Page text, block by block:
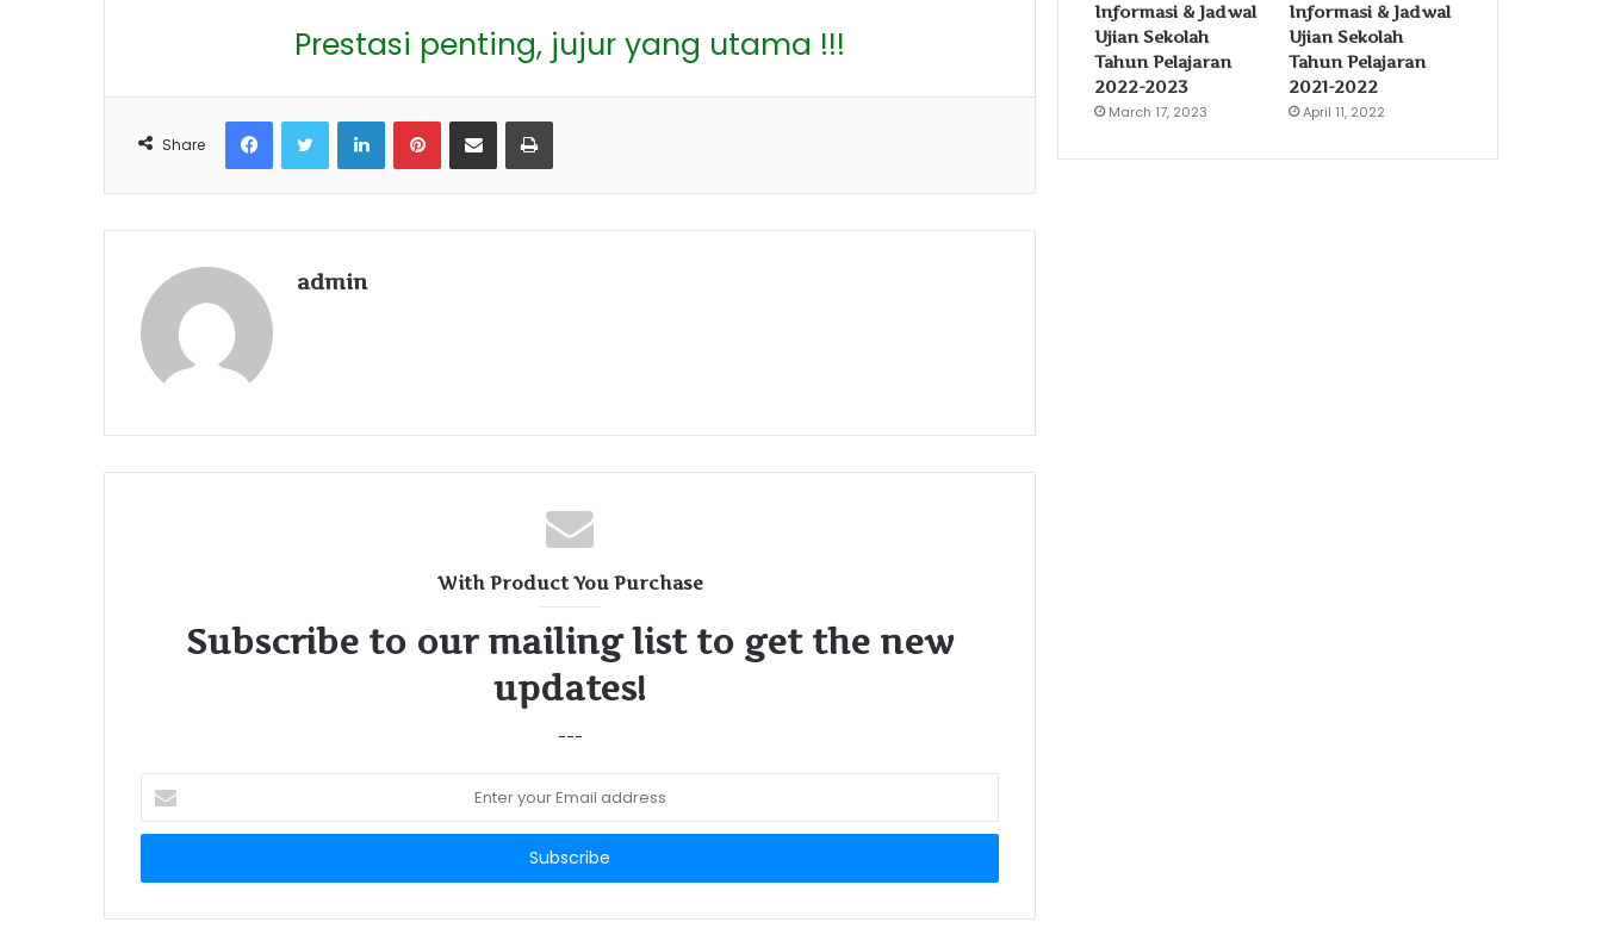
Prestasi penting, jujur yang utama !!!
Share
FacebookTwitter LinkedInPinterestShare via Email Print
admin
With Product You Purchase
Subscribe to our mailing list to get the new
updates!
---
your
Email
Informasi & Jadwal
Ujian Sekolah
Tahun Pelajaran
2022-2023
March 17, 2023
Informasi & Jadwal
Ujian Sekolah
Tahun Pelajaran
2021-2022
April 11, 2022